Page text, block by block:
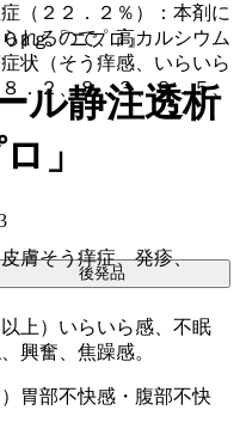
（２２．２％）：本剤に
れるので、高カルシウム
状（そう痒感、いらいら
．２、８．３、８．５、
膚そう痒症、発疹、
上）いらいら感、不眠
興奮、焦躁感。
胃部不快感・腹部不快
μｇ「ニプロ」
ル静注透析
」
後発品